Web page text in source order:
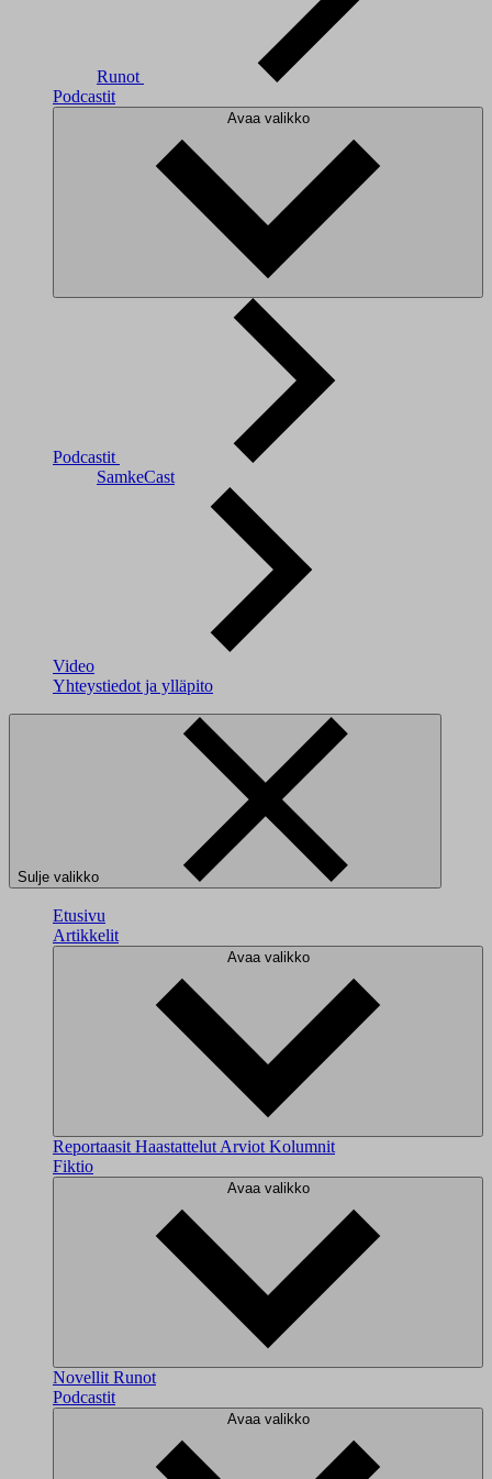
Runot
Podcastit
Avaa valikko
Podcastit
SamkeCast
Video
Yhteystiedot ja ylläpito
Sulje valikko
Etusivu
Artikkelit
Avaa valikko
Reportaasit Haastattelut Arviot Kolumnit
Fiktio
Avaa valikko
Novellit Runot
Podcastit
Avaa valikko